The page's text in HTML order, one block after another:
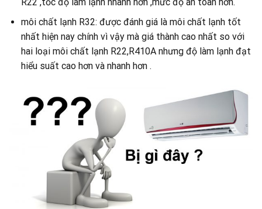
môi chất lạnh R32: được đánh giá là môi chất lạnh tốt
nhất hiện nay chính vì vậy mà giá thành cao nhất so với
hai loại môi chất lạnh R22,R410A nhưng độ làm lạnh đạt
hiểu suất cao hơn và nhanh hơn .